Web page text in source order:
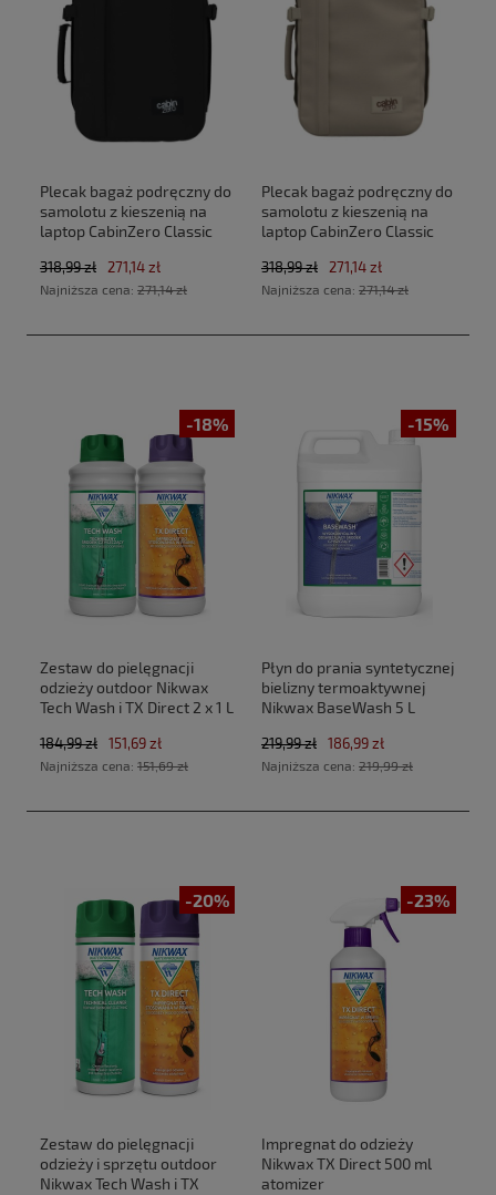
Plecak bagaż podręczny do
samolotu z kieszenią na
laptop CabinZero Classic
Black (40x30x20cm
Ryanair, Wizz Air)
318,99 zł 271,14 zł
Najniższa cena: 271,14 zł
Plecak bagaż podręczny do
samolotu z kieszenią na
laptop CabinZero Classic
(40x30x20cm Ryanair, Wizz
Air)
318,99 zł 271,14 zł
Najniższa cena: 271,14 zł
-18%
Zestaw do pielęgnacji
odzieży outdoor Nikwax
Tech Wash i TX Direct 2 x 1 L
184,99 zł 151,69 zł
Najniższa cena: 151,69 zł
-15%
Płyn do prania syntetycznej
bielizny termoaktywnej
Nikwax BaseWash 5 L
219,99 zł 186,99 zł
Najniższa cena: 219,99 zł
-20%
Zestaw do pielęgnacji
odzieży i sprzętu outdoor
Nikwax Tech Wash i TX
-23%
Impregnat do odzieży
Nikwax TX Direct 500 ml
atomizer